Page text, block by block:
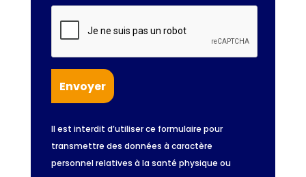
Il est interdit d’utiliser ce formulaire pour
transmettre des données à caractère
personnel relatives à la santé physique ou